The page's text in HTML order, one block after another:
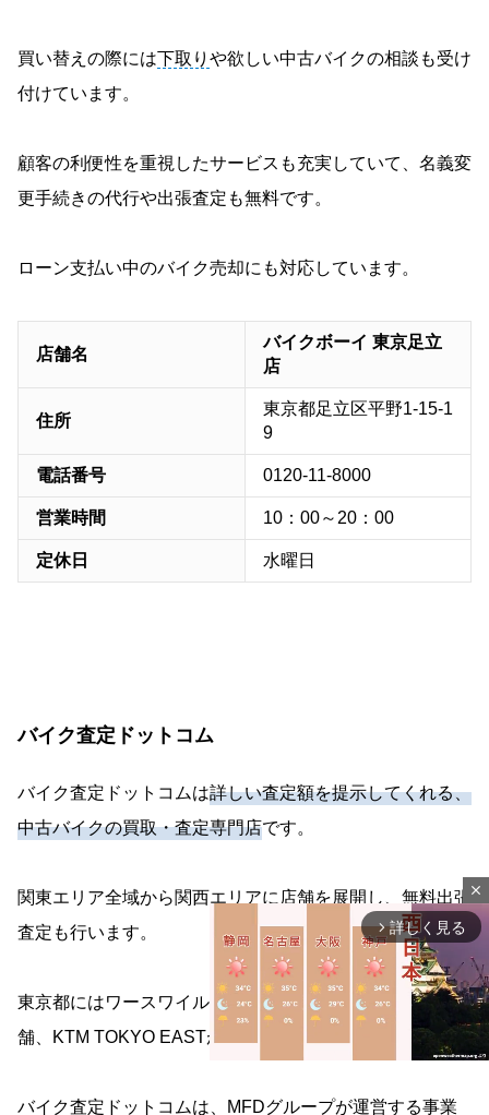
買い替えの際には下取り や欲しい中古バイクの相談も受け
付けています。
顧客の利便性を重視したサービスも充実していて、名義変
更手続きの代行や出張査定も無料です。
ローン支払い中のバイク売却にも対応しています。
店舗名
バイクボーイ 東京足立
店
住所
東京都足立区平野1-15-1
9
電話番号 0120-11-8000
営業時間 10：00～20：00
定休日 水曜日
バイク査定ドットコム
バイク査定ドットコムは詳しい査定額を提示してくれる、
中古バイクの買取・査定専門店です。
関東エリア全域から関西エリアに店舗を展開し、無料出張
査定も行います。
東京都にはワースワイル本店のほか、江戸川区にもう1店
舗、KTM TOKYO EASTがあります。
バイク査定ドットコムは、MFDグループが運営する事業
close
arrow_forward_ios 詳しく見る